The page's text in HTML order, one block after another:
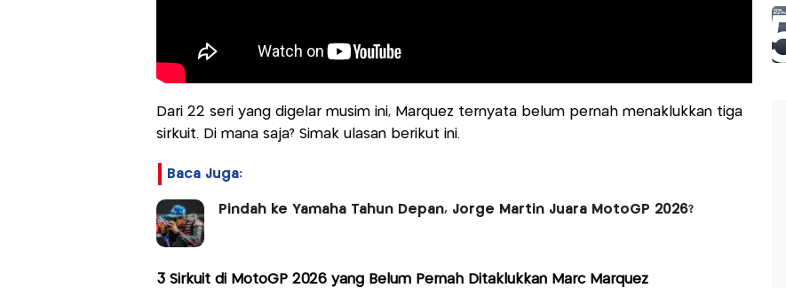
Dari 22 seri yang digelar musim ini, Marquez ternyata belum pernah menaklukkan tiga
sirkuit. Di mana saja? Simak ulasan berikut ini.
Baca Juga:
Pindah ke Yamaha Tahun Depan, Jorge Martin Juara MotoGP 2026?
3 Sirkuit di MotoGP 2026 yang Belum Pernah Ditaklukkan Marc Marquez